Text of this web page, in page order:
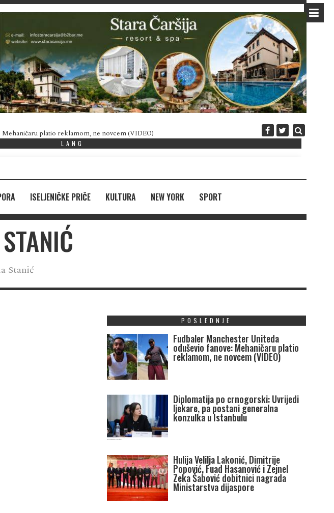
platio reklamom, ne novcem (VIDEO) Diplomatija po
LANG
ISELJENIČKE PRIČE KULTURA NEW YORK SPORT
Stanić
POSLEDNJE
Fudbaler Manchester Uniteda
oduševio fanove: Mehaničaru platio
reklamom, ne novcem (VIDEO)
Diplomatija po crnogorski: Uvrijedi
ljekare, pa postani generalna
konzulka u Istanbulu
Hulija Velilja Lakonić, Dimitrije
Popović, Fuad Hasanović i Zejnel
Zeka Šabović dobitnici nagrada
Ministarstva dijaspore